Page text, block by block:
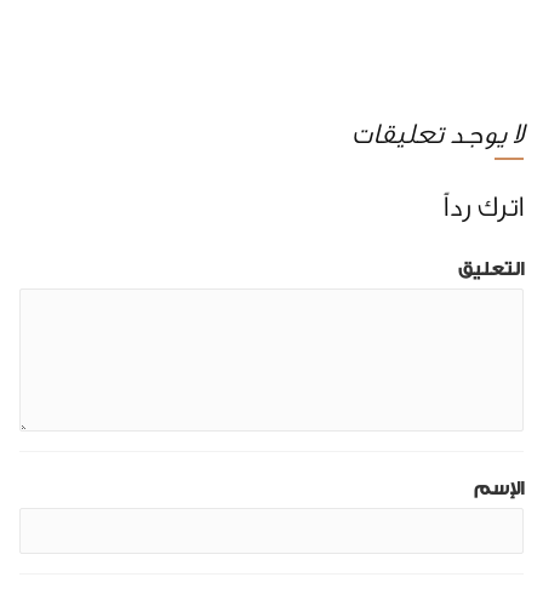
لا يوجد تعليقات
اترك رداً
التعليق
الإسم